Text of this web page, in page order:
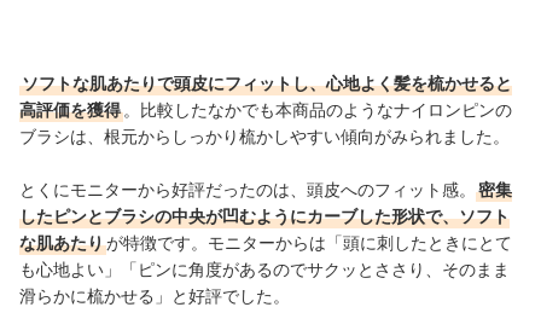
ソフトな肌あたりで頭皮にフィットし、心地よく髪を梳かせると
高評価を獲得 。比較したなかでも本商品のようなナイロンピンの
ブラシは、根元からしっかり梳かしやすい傾向がみられました。
とくにモニターから好評だったのは、頭皮へのフィット感。
密集
したピンとブラシの中央が凹むようにカーブした形状で、ソフト
な肌あたりが特徴です。モニターからは「頭に刺したときにとて
も心地よい」「ピンに角度があるのでサクッとささり、そのまま
滑らかに梳かせる」と好評でした。